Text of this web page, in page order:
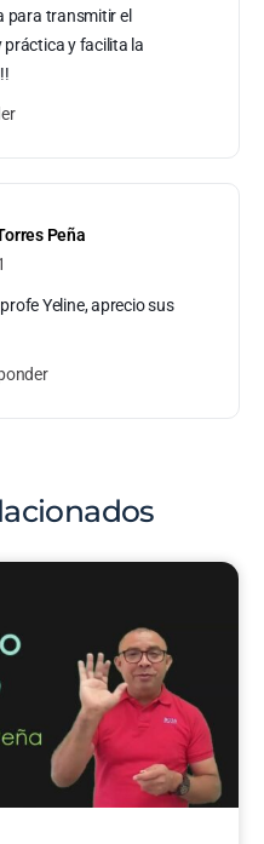
para transmitir el
y facilita la
Peña
Yeline, aprecio sus